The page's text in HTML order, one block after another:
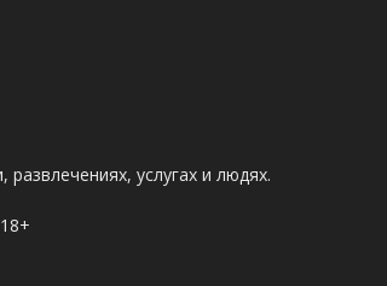
услугах и людях.